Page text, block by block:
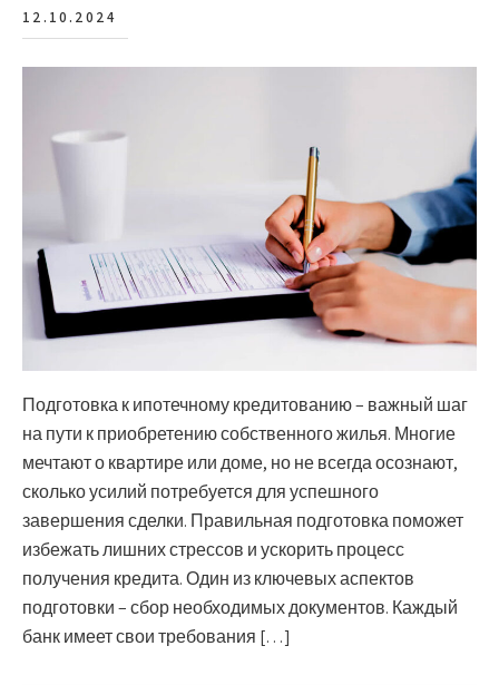
12.10.2024
Подготовка к ипотечному кредитованию – важный шаг
на пути к приобретению собственного жилья. Многие
мечтают о квартире или доме, но не всегда осознают,
сколько усилий потребуется для успешного
завершения сделки. Правильная подготовка поможет
избежать лишних стрессов и ускорить процесс
получения кредита. Один из ключевых аспектов
подготовки – сбор необходимых документов. Каждый
банк имеет свои требования […]